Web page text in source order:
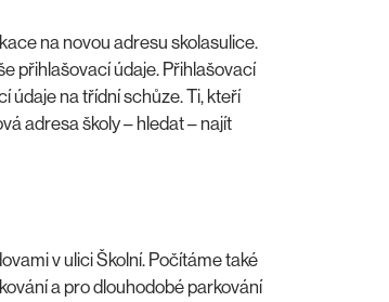
na novou adresu skolasulice.
přihlašovací údaje. Přihlašovací
údaje na třídní schůze. Ti, kteří
adresa školy – hledat – najít
v ulici Školní. Počítáme také
a pro dlouhodobé parkování